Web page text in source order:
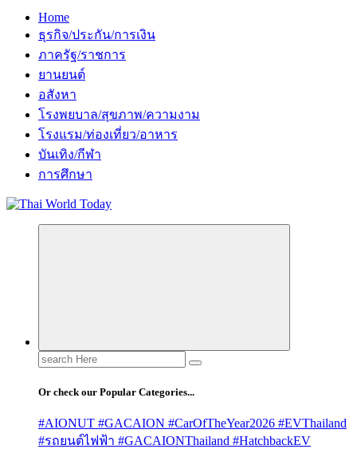
Home
ธุรกิจ/ประกัน/การเงิน
ภาครัฐ/ราชการ
ยานยนต์
อสังหา
โรงพยบาล/สุขภาพ/ความงาม
โรงแรม/ท่องเที่ยว/อาหาร
บันเทิง/กีฬา
การศึกษา
Search
for:
Or check our Popular Categories...
#AIONUT #GACAION #CarOfTheYear2026 #EVThailand
#รถยนต์ไฟฟ้า #GACAIONThailand #HatchbackEV